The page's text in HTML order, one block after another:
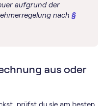
aufgrund der
nach §
aus oder